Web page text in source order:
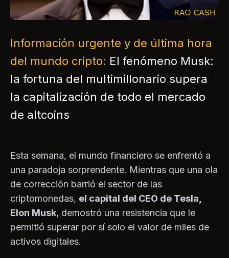
Información urgente y de última hora
del mundo cripto: El fenómeno Musk:
la fortuna del multimillonario supera
la capitalización de todo el mercado
de altcoins
Esta semana, el mundo financiero se enfrentó a
una paradoja sorprendente. Mientras que una ola
de corrección barrió el sector de las
criptomonedas, el capital del CEO de Tesla,
Elon Musk, demostró una resistencia que le
permitió superar por sí solo el valor de miles de
activos digitales.